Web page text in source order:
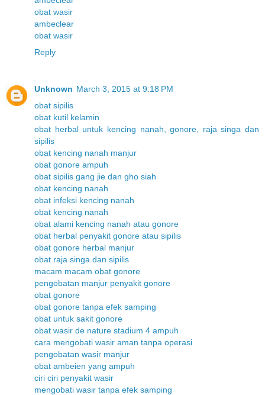
obat wasir
ambeclear
obat wasir
Reply
Unknown March 3, 2015 at 9:18 PM
obat sipilis
obat kutil kelamin
obat herbal untuk kencing nanah, gonore, raja singa dan
sipilis
obat kencing nanah manjur
obat gonore ampuh
obat sipilis gang jie dan gho siah
obat kencing nanah
obat infeksi kencing nanah
obat kencing nanah
obat alami kencing nanah atau gonore
obat herbal penyakit gonore atau sipilis
obat gonore herbal manjur
obat raja singa dan sipilis
macam macam obat gonore
pengobatan manjur penyakit gonore
obat gonore
obat gonore tanpa efek samping
obat untuk sakit gonore
obat wasir de nature stadium 4 ampuh
cara mengobati wasir aman tanpa operasi
pengobatan wasir manjur
obat ambeien yang ampuh
ciri ciri penyakit wasir
mengobati wasir tanpa efek samping